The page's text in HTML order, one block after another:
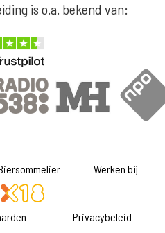
is o.a. bekend van:
Werken bij
Privacybeleid